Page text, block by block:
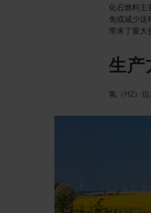
化石燃料
免或减少
带来了重大
生
氢（H2）